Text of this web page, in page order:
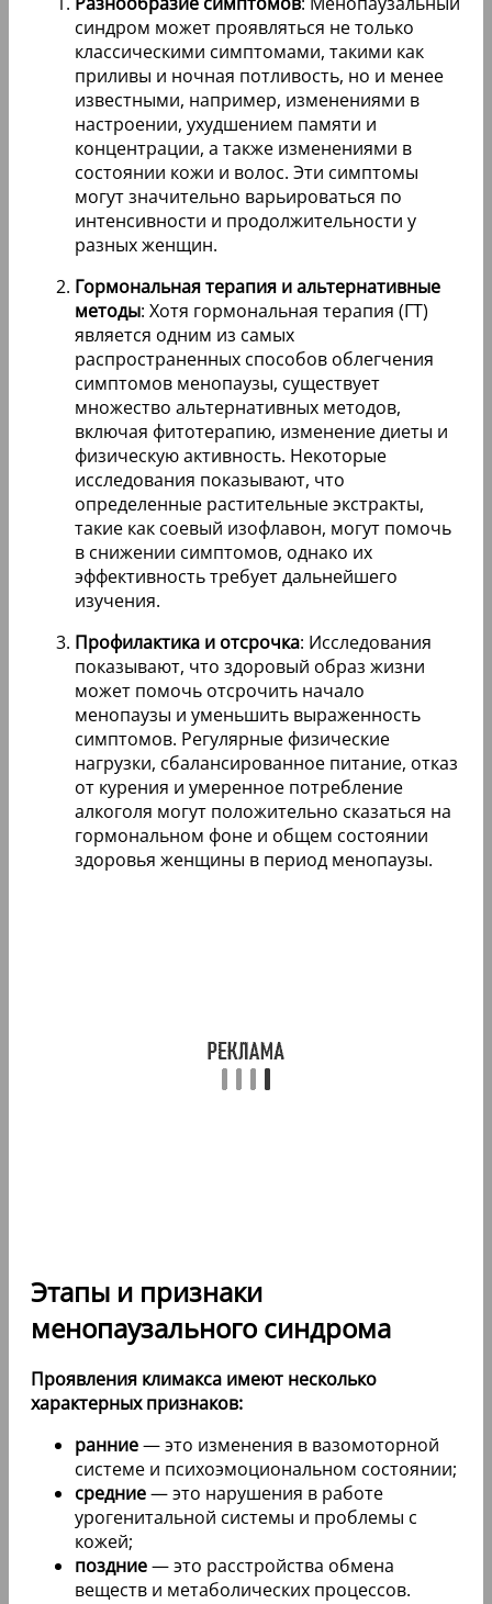
синдром может проявляться не только
классическими симптомами, такими как
приливы и ночная потливость, но и менее
известными, например, изменениями в
настроении, ухудшением памяти и
концентрации, а также изменениями в
состоянии кожи и волос. Эти симптомы
могут значительно варьироваться по
интенсивности и продолжительности у
разных женщин.
Гормональная терапия и альтернативные
методы: Хотя гормональная терапия (ГТ)
является одним из самых
распространенных способов облегчения
симптомов менопаузы, существует
множество альтернативных методов,
включая фитотерапию, изменение диеты и
физическую активность. Некоторые
исследования показывают, что
определенные растительные экстракты,
такие как соевый изофлавон, могут помочь
в снижении симптомов, однако их
эффективность требует дальнейшего
изучения.
Профилактика и отсрочка: Исследования
показывают, что здоровый образ жизни
может помочь отсрочить начало
менопаузы и уменьшить выраженность
симптомов. Регулярные физические
нагрузки, сбалансированное питание, отказ
от курения и умеренное потребление
алкоголя могут положительно сказаться на
гормональном фоне и общем состоянии
здоровья женщины в период менопаузы.
Этапы и признаки
менопаузального синдрома
Проявления климакса имеют несколько
характерных признаков:
ранние— это изменения в вазомоторной
системе и психоэмоциональном состоянии;
средние— это нарушения в работе
урогенитальной системы и проблемы с
кожей;
поздние— это расстройства обмена
веществ и метаболических процессов.